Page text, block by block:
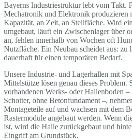
Bayerns Industriestruktur lebt vom Takt.
Mechatronik und Elektronik produzieren
Kapazität, an Zeit, an Stellfläche. Wird
umgebaut, läuft ein Zwischenlager über
an, fehlen innerhalb von Wochen oft
Nutzfläche. Ein Neubau scheidet aus: zu
dauerhaft für einen temporären Bedarf.
Unsere Industrie- und Lagerhallen mit
Mittelstütze lösen genau dieses Problem.
vorhandenen Werks- oder Hallenboden
Schotter, ohne Betonfundament –,
Montageteile auf und wachsen mit dem
Rastermodule angebaut werden. Wenn
ist, wird die Halle zurückgebaut und
Eingriff am Grundstück.